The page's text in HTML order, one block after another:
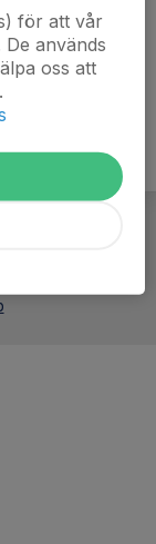
för att vår
används
oss att